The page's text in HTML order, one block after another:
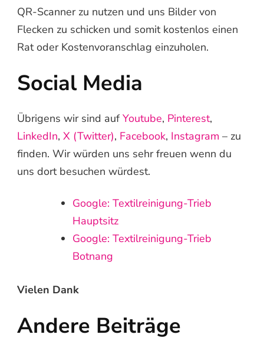
QR-Scanner zu nutzen und uns Bilder von
Flecken zu schicken und somit kostenlos einen
Rat oder Kostenvoranschlag einzuholen.
Social Media
Übrigens wir sind auf Youtube, Pinterest,
LinkedIn, X (Twitter), Facebook, Instagram – zu
finden. Wir würden uns sehr freuen wenn du
uns dort besuchen würdest.
Google: Textilreinigung-Trieb
Hauptsitz
Google: Textilreinigung-Trieb
Botnang
Vielen Dank
Andere Beiträge